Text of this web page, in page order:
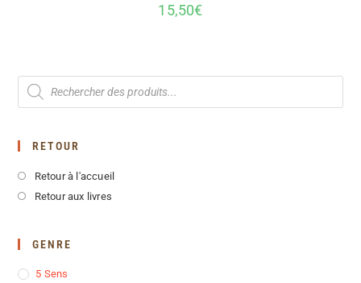
15,50€
RETOUR
Retour à l'accueil
Retour aux livres
GENRE
5 Sens